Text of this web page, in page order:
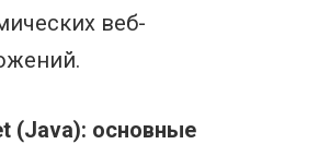
веб-
(Java): основные